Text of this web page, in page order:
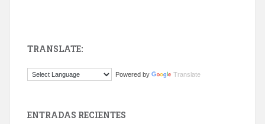
Este gato macho ha aparecido en la calle hace menos de un mes,
TRANSLATE:
Powered by Translate
ENTRADAS RECIENTES